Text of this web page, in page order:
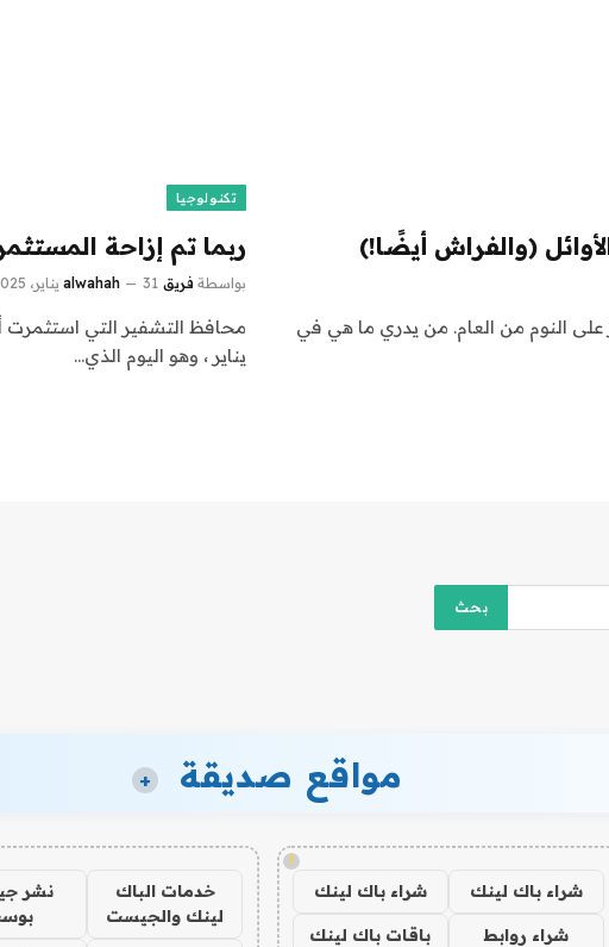
(والفراش أيضًا!)
على النوم من العام. من يدري ما هي في
تكنولوجيا
ربما تم إزاحة
بواسطة فريق alwahah 31 يناير، 2025
يناير ، وهو اليوم الذي…
مواقع صديقة +
!
شراء باك لينك شراء باك لينك
شراء روابط
باقات باك لينك
خدمات الباك
لينك والجيست
نشر